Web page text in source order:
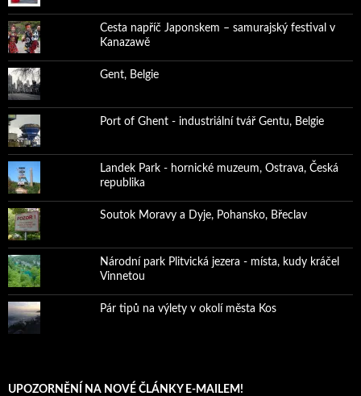
Cesta napříč Japonskem – samurajský festival v
Kanazawě
Gent, Belgie
Port of Ghent - industriální tvář Gentu, Belgie
Landek Park - hornické muzeum, Ostrava, Česká
republika
Soutok Moravy a Dyje, Pohansko, Břeclav
Národní park Plitvická jezera - místa, kudy kráčel
Vinnetou
Pár tipů na výlety v okolí města Kos
UPOZORNĚNÍ NA NOVÉ ČLÁNKY E-MAILEM!